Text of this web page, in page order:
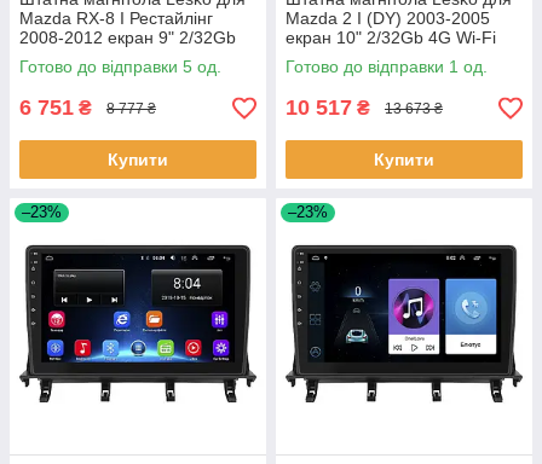
Mazda RX-8 I Рестайлінг
2008-2012 екран 9" 2/32Gb
Wi-Fi GPS Base 5 шт.
Готово до відправки 5 од.
6 751 ₴ 8 777 ₴
Купити
Mazda 2 I (DY) 2003-2005
екран 10" 2/32Gb 4G Wi-Fi
GPS Top 1 шт.
Готово до відправки 1 од.
10 517 ₴ 13 673 ₴
Купити
–23% –23%